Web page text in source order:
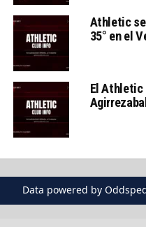
Athletic
35° en el
El Athletic
Data powered by